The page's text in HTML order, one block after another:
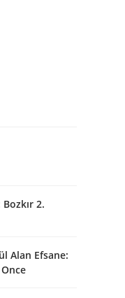
2.
Alan Efsane: